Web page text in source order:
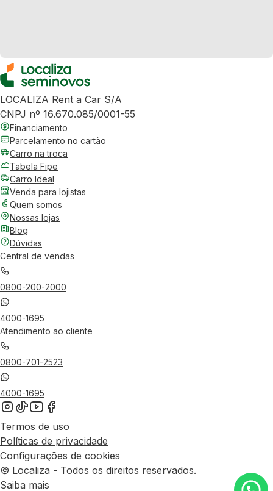
LOCALIZA Rent a Car S/A
CNPJ nº 16.670.085/0001-55
Financiamento
Parcelamento no cartão
Carro na troca
Tabela Fipe
Carro Ideal
Venda para lojistas
Quem somos
Nossas lojas
Blog
Dúvidas
Central de vendas
0800-200-2000
4000-1695
Atendimento ao cliente
0800-701-2523
4000-1695
Termos de uso
Políticas de privacidade
Configurações de cookies
© Localiza - Todos os direitos reservados.
Saiba mais